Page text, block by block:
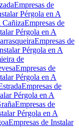
Empresas de
Pérgola en A
CañizaEmpresas de
Pérgola en A
Empresas de
Pérgola en A
de
Empresas de
Pérgola en A
Empresas de
Pérgola en A
Empresas de
Pérgola en A
Empresas de Instalar